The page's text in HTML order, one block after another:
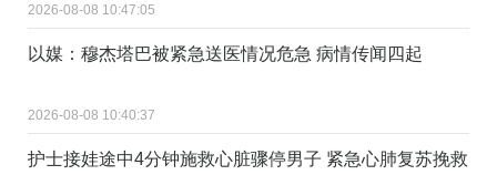
2026-08-08 10:47:05
以媒：穆杰塔巴被紧急送医情况危急 病情传闻四起
2026-08-08 10:40:37
护士接娃途中4分钟施救心脏骤停男子 紧急心肺复苏挽救